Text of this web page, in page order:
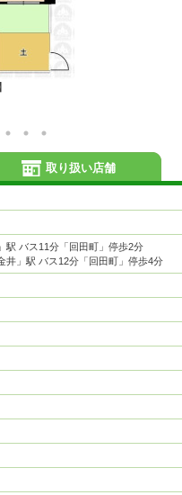
駅 バス11分「回田町」停歩2分
井」駅 バス12分「回田町」停歩4分
取り扱い店舗